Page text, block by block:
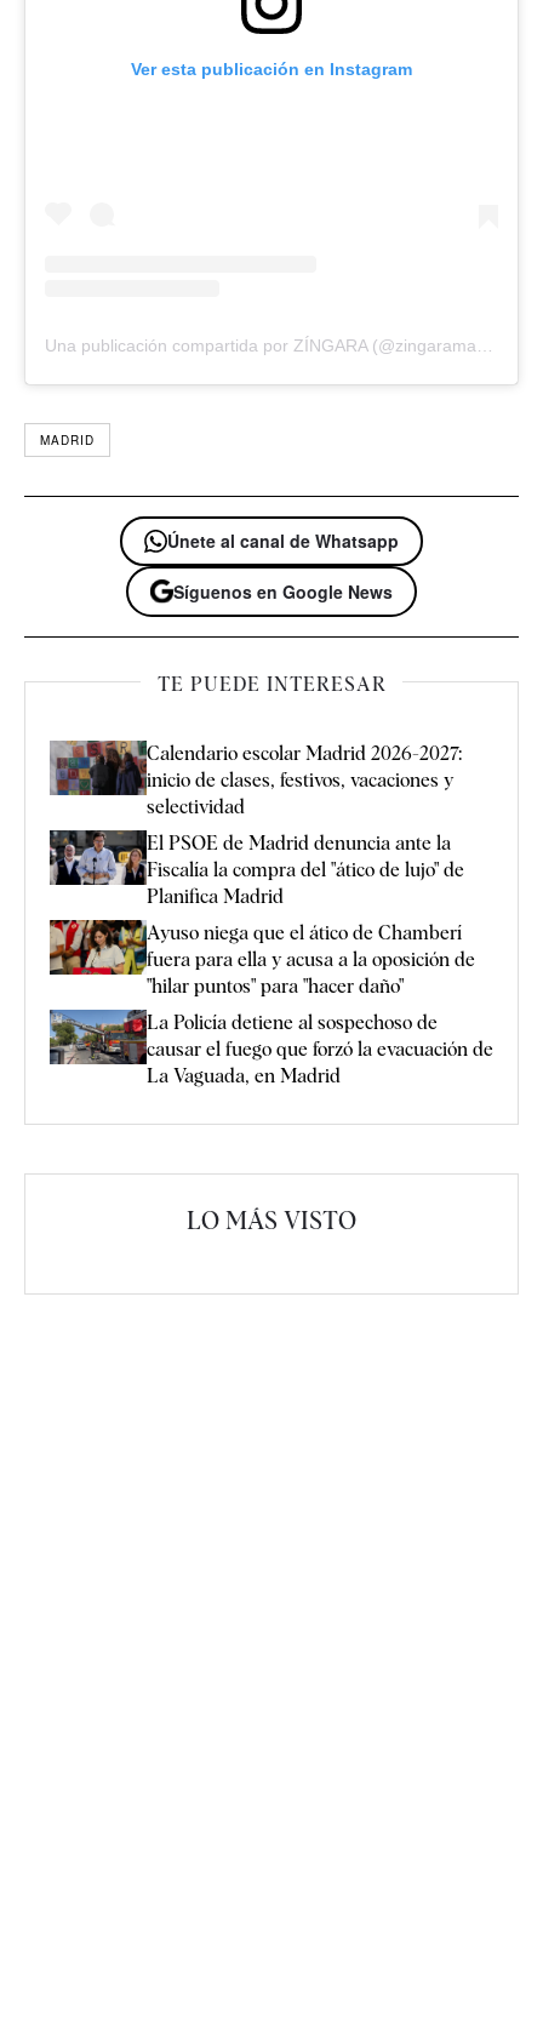
Ver esta publicación en Instagram
Una publicación compartida por ZÍNGARA (@zingaramadrid)
MADRID
Únete al canal de Whatsapp
Síguenos en Google News
TE PUEDE INTERESAR
Calendario escolar Madrid 2026-2027:
inicio de clases, festivos, vacaciones y
selectividad
El PSOE de Madrid denuncia ante la
Fiscalía la compra del "ático de lujo" de
Planifica Madrid
Ayuso niega que el ático de Chamberí
fuera para ella y acusa a la oposición de
"hilar puntos" para "hacer daño"
La Policía detiene al sospechoso de
causar el fuego que forzó la evacuación de
La Vaguada, en Madrid
LO MÁS VISTO